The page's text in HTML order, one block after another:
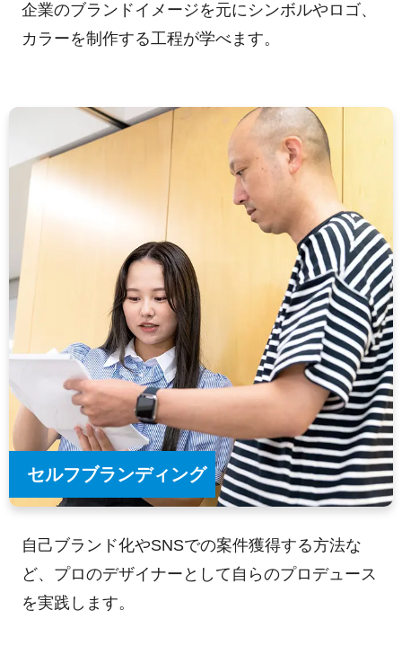
企業のブランドイメージを元にシンボルやロゴ、
カラーを制作する工程が学べます。
セルフブランディング
自己ブランド化やSNSでの案件獲得する方法な
ど、プロのデザイナーとして自らのプロデュース
を実践します。